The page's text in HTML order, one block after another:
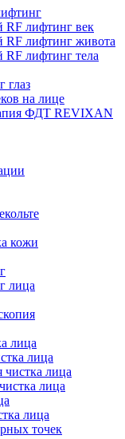
RF лифтинг век
RF лифтинг живота
лифтинг тела
глаз
на лице
ФДТ REVIXAN
кожи
лица
лица
лица
лица
лица
лица
точек